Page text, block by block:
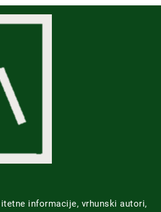
informacije, vrhunski autori,